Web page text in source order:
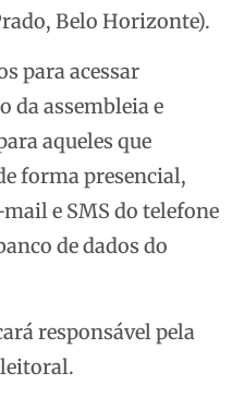
Belo Horizonte).
para acessar
da assembleia e
aqueles que
forma presencial,
e SMS do telefone
de dados do
responsável pela